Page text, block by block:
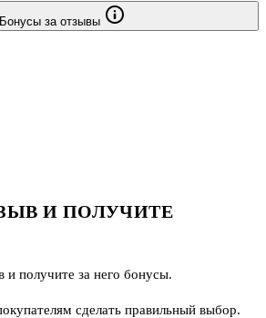
Бонусы за отзывы
И ПОЛУЧИТЕ
и получите за него бонусы.
сделать правильный выбор.